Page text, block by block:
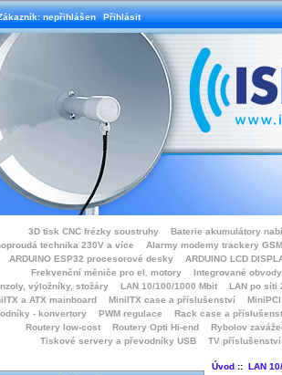
nepřihlášen Přihlásit
3D tisk CNC frézky soustruhy Baterie akumulátory
technika 230V a více
Alarmy modemy trackery
ARDUINO ESP32 procesorové desky
ARDUINO LCD
Frekvenční měniče pro el. motory
Integrované obvody
výložníky, stožáry
LAN 10/100/1000 Mbit LAN po síti
a ATX mainboard
MiniITX case a příslušenství MiniPCI
- konvertory
PWM regulace Rack case a
Routery low-cost
Routery Opti Hi-end Rybolov
Tiskové servery a převodníky USB
TV příslušenství
Úvod:: LAN